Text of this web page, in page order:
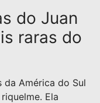
do Juan
raras do
da América do Sul
Ela